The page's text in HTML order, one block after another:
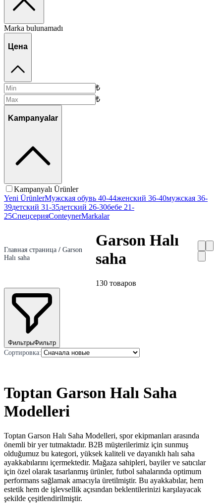
Marka bulunamadı
Цена
₺
₺
Kampanyalar
Kampanyalı Ürünler
Yeni ÜrünlerМужская обувь 40-44женский 36-40мужская 36-
39детский 31-35детский 26-30бебе 21-
25СпецсерияConteynerMarkalar
Главная страница / Garson
Halı saha
Garson Halı
saha
130 товаров
ФильтрыФильтр
Сортировка:
Toptan Garson Halı Saha
Modelleri
Toptan Garson Halı Saha Modelleri, spor ekipmanları arasında
önemli bir yer tutmaktadır. B2B müşterilerimiz için sunmuş
olduğumuz bu kategori, yüksek kaliteli ve dayanıklı halı saha
ayakkabılarını içermektedir. Mağaza sahipleri, bayiler ve satıcılar
için özel olarak tasarlanmış ürünler, futbol sahalarında optimum
performans sağlamak amacıyla üretilmiştir. Bu ayakkabılar, hem
estetik hem de işlevsellik açısından beklentilerinizi karşılayacak
şekilde çeşitlendirilmiştir.